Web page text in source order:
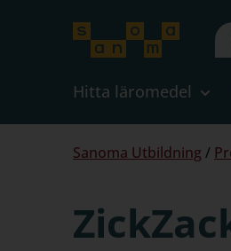
Hitta läromedel
Du
Sanoma Utbildning /